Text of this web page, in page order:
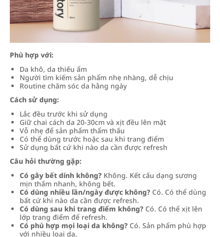
Phù hợp với:
Da khô, da thiếu ẩm
Người tìm kiếm sản phẩm nhẹ nhàng, dễ chịu
Routine chăm sóc da hằng ngày
Cách sử dụng:
Lắc đều trước khi sử dụng
Giữ chai cách da 20-30cm và xịt đều lên mặt
Vỗ nhẹ để sản phẩm thẩm thấu
Có thể dùng trước hoặc sau khi trang điểm
Sử dụng bất cứ khi nào da cần được refresh
Câu hỏi thường gặp:
Có gây bết dính không? Không. Kết cấu dạng sương
mịn thấm nhanh, không bết.
Có dùng nhiều lần/ngày được không? Có. Có thể dùng
bất cứ khi nào da cần được refresh.
Có dùng sau khi trang điểm không? Có. Có thể xịt lên
lớp trang điểm để refresh.
Có phù hợp mọi loại da không? Có. Sản phẩm phù hợp
với nhiều loại da.